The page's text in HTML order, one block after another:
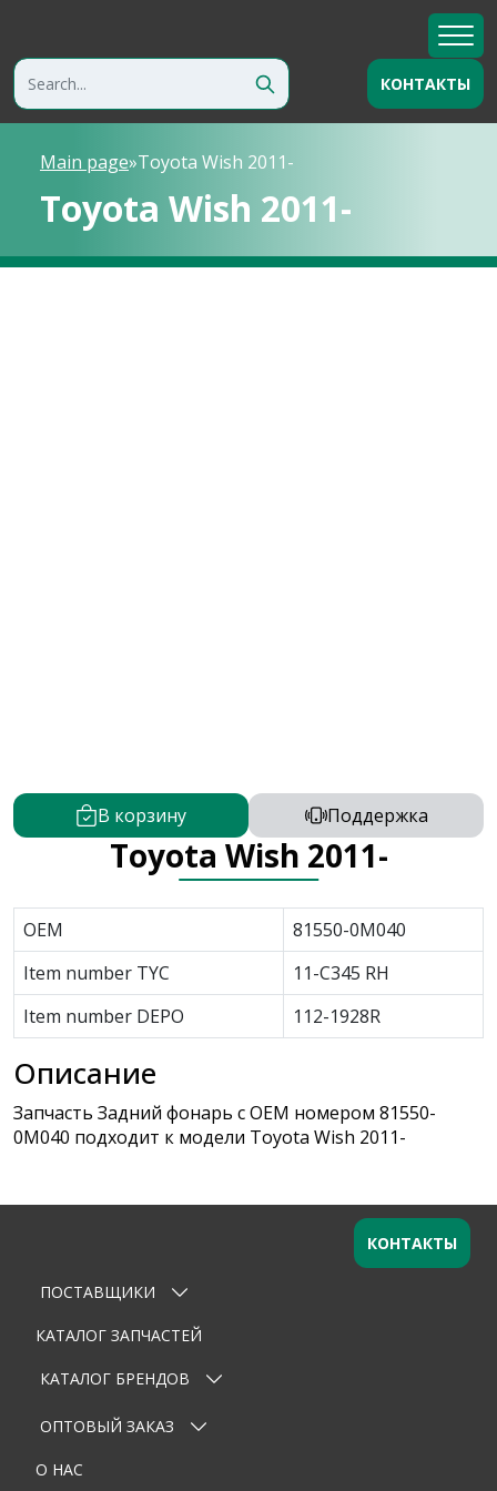
КОНТАКТЫ
Main page»Toyota Wish 2011-
Toyota Wish 2011-
В корзину Поддержка
Toyota Wish 2011-
OEM
81550-0M040
Item number TYC
11-C345 RH
Item number DEPO
112-1928R
Описание
Запчасть Задний фонарь с OEM номером 81550-
0M040 подходит к модели Toyota Wish 2011-
Оставьте заявку
Ваше имя
Email
Телефон
ПОСТАВЩИКИ
КАТАЛОГ ЗАПЧАСТЕЙ
КАТАЛОГ БРЕНДОВ
ОПТОВЫЙ ЗАКАЗ
О НАС
КОНТАКТЫ